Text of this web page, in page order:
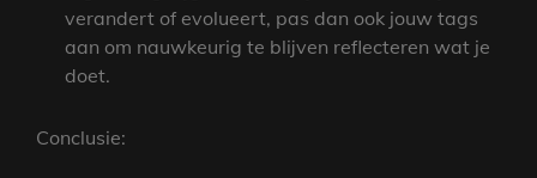
verandert of evolueert, pas dan ook jouw tags
aan om nauwkeurig te blijven reflecteren wat je
doet.
Conclusie: